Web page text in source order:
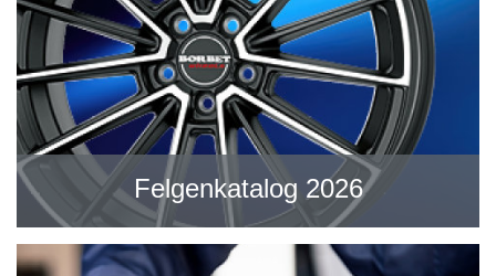
Felgenkatalog 2026